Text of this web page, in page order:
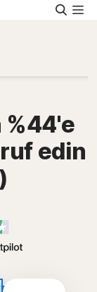
%44'e
edin